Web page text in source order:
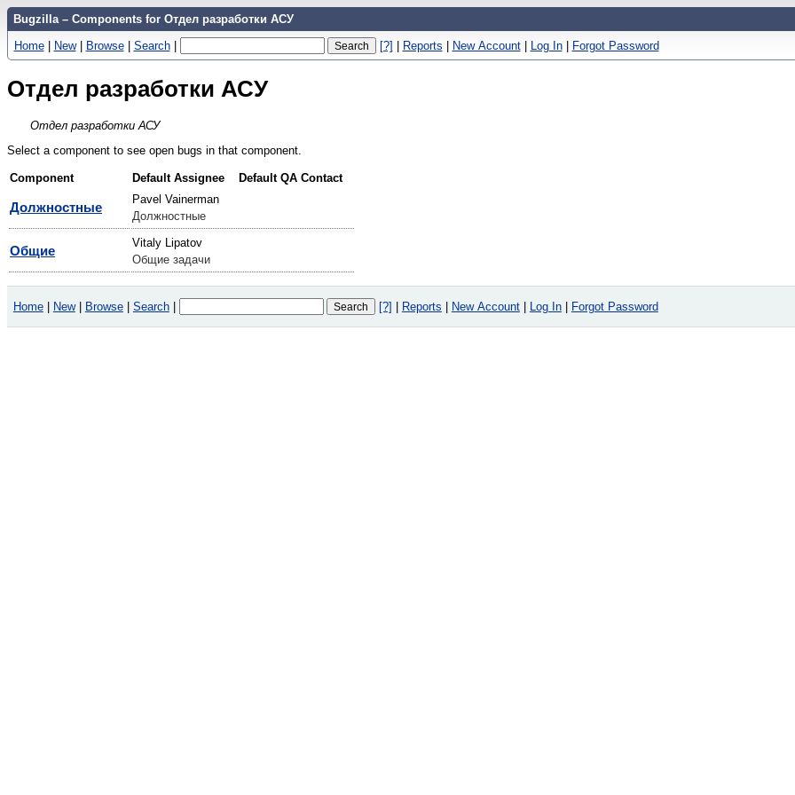
Bugzilla – Components for Отдел разработки АСУ
Home | New | Browse | Search | [?] | Reports | New Account | Log In | Forgot Password
Отдел разработки АСУ
Отдел разработки АСУ
Select a component to see open bugs in that component.
Component Default Assignee Default QA Contact
Должностные
Pavel Vainerman
Должностные
Общие
Vitaly Lipatov
Общие задачи
Home New Browse Search [?] Reports New Account Log In Forgot Password